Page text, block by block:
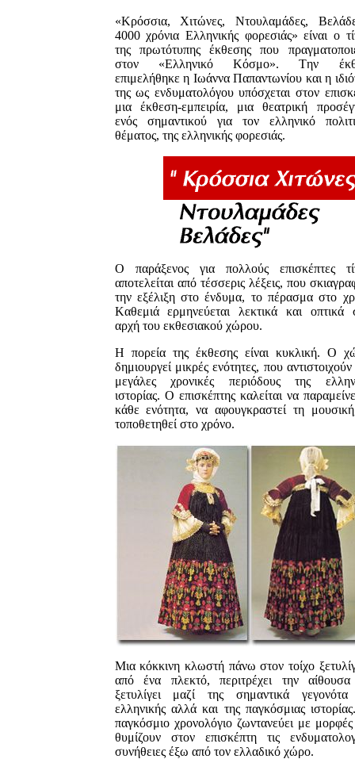
«Kρόσσια, Xιτώνες, Nτουλαμάδες,
4000 χρόνια Ελληνικής φορεσιάς» είναι ο
της πρωτότυπης έκθεσης που
στον «Ελληνικό Κόσμο». Tην
επιμελήθηκε η Iωάννα Παπαντωνίου και η
της ως ενδυματολόγου υπόσχεται στον
μια έκθεση-εμπειρία, μια θεατρική
ενός σημαντικού για τον ελληνικό
θέματος, της ελληνικής φορεσιάς.
O παράξενος για πολλούς επισκέπτες
αποτελείται από τέσσερις λέξεις, που
την εξέλιξη στο ένδυμα, το πέρασμα στο
Kαθεμιά ερμηνεύεται λεκτικά και οπτικά
αρχή του εκθεσιακού χώρου.
H πορεία της έκθεσης είναι κυκλική. O
δημιουργεί μικρές ενότητες, που αντιστοιχούν
μεγάλες χρονικές περιόδους της
ιστορίας. O επισκέπτης καλείται να
κάθε ενότητα, να αφουγκραστεί τη
τοποθετηθεί στο χρόνο.
Mια κόκκινη κλωστή πάνω στον τοίχο
από ένα πλεκτό, περιτρέχει την αίθουσα
ξετυλίγει μαζί της σημαντικά γεγονότα
ελληνικής αλλά και της παγκόσμιας
παγκόσμιο χρονολόγιο ζωντανεύει με
θυμίζουν στον επισκέπτη τις
συνήθειες έξω από τον ελλαδικό χώρο.